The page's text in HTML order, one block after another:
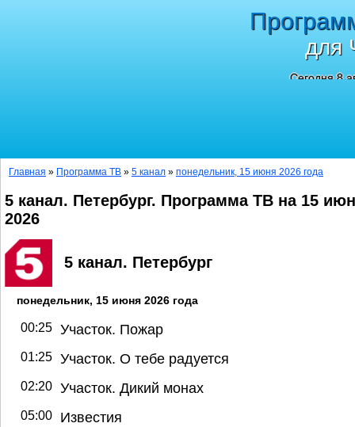
для
Сегодня 8
Главная » Программа ТВ » 5 канал » понедельник, 15 июня 2026 года
5 канал. Петербург. Программа ТВ на 15
2026
5 канал. Петербург
понедельник, 15 июня 2026 года
00:25 Участок. Пожар
01:25 Участок. О тебе радуется
02:20 Участок. Дикий монах
05:00 Известия